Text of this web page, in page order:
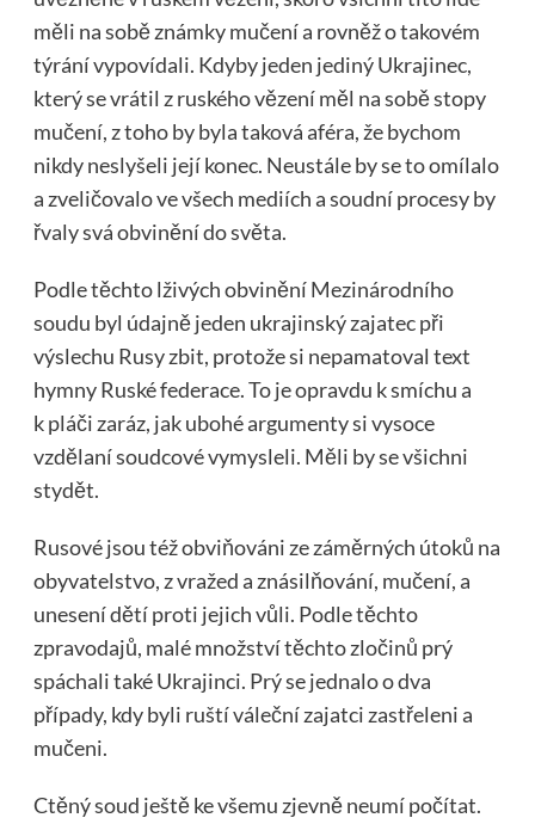
měli na sobě známky mučení a rovněž o takovém
týrání vypovídali. Kdyby jeden jediný Ukrajinec,
který se vrátil z ruského vězení měl na sobě stopy
mučení, z toho by byla taková aféra, že bychom
nikdy neslyšeli její konec. Neustále by se to omílalo
a zveličovalo ve všech mediích a soudní procesy by
řvaly svá obvinění do světa.
Podle těchto lživých obvinění Mezinárodního
soudu byl údajně jeden ukrajinský zajatec při
výslechu Rusy zbit, protože si nepamatoval text
hymny Ruské federace. To je opravdu k smíchu a
k pláči zaráz, jak ubohé argumenty si vysoce
vzdělaní soudcové vymysleli. Měli by se všichni
stydět.
Rusové jsou též obviňováni ze záměrných útoků na
obyvatelstvo, z vražed a znásilňování, mučení, a
unesení dětí proti jejich vůli. Podle těchto
zpravodajů, malé množství těchto zločinů prý
spáchali také Ukrajinci. Prý se jednalo o dva
případy, kdy byli ruští váleční zajatci zastřeleni a
mučeni.
Ctěný soud ještě ke všemu zjevně neumí počítat.